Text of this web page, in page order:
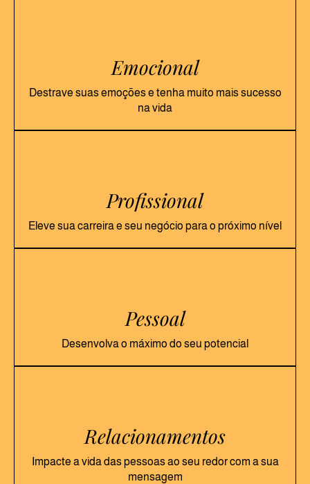
Emocional
Destrave suas emoções e tenha muito mais sucesso
na vida
Profissional
Eleve sua carreira e seu negócio para o próximo nível
Pessoal
Desenvolva o máximo do seu potencial
Relacionamentos
Impacte a vida das pessoas ao seu redor com a sua
mensagem